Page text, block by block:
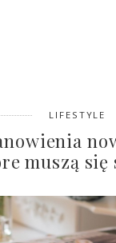
LIFESTYLE
muszą się